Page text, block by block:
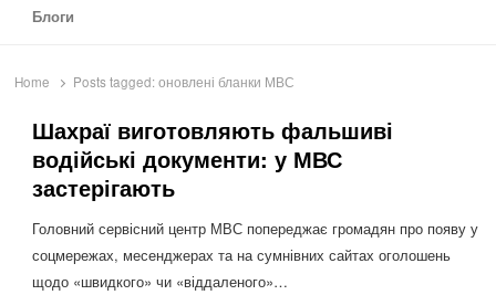
Блоги
Home Posts tagged:оновлені бланки МВС
Шахраї виготовляють фальшиві
водійські документи: у МВС
застерігають
Головний сервісний центр МВС попереджає громадян про появу у
соцмережах, месенджерах та на сумнівних сайтах оголошень
щодо «швидкого» чи «віддаленого»…